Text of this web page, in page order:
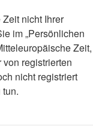
nicht Ihrer
im „Persönlichen
Zeit,
registrierten
nicht registriert